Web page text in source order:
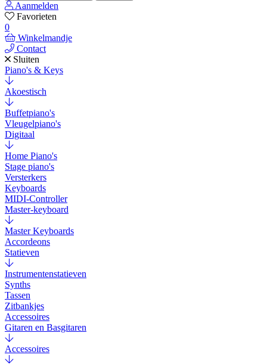
Aanmelden
Favorieten
0
Winkelmandje
Contact
Sluiten
Piano's & Keys
Akoestisch
Buffetpiano's
Vleugelpiano's
Digitaal
Home Piano's
Stage piano's
Versterkers
Keyboards
MIDI-Controller
Master-keyboard
Master Keyboards
Accordeons
Statieven
Instrumentenstatieven
Synths
Tassen
Zitbankjes
Accessoires
Gitaren en Basgitaren
Accessoires